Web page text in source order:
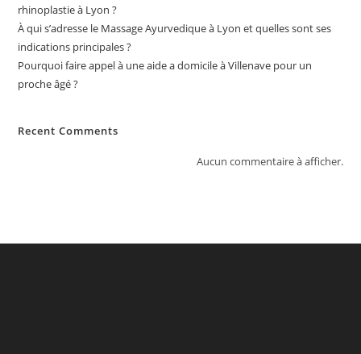
rhinoplastie à Lyon ?
À qui s’adresse le Massage Ayurvedique à Lyon et quelles sont ses
indications principales ?
Pourquoi faire appel à une aide a domicile à Villenave pour un
proche âgé ?
Recent Comments
Aucun commentaire à afficher.